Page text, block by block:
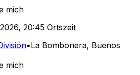
mich
, 20:45 Ortszeit
•La Bombonera, Buenos
mich